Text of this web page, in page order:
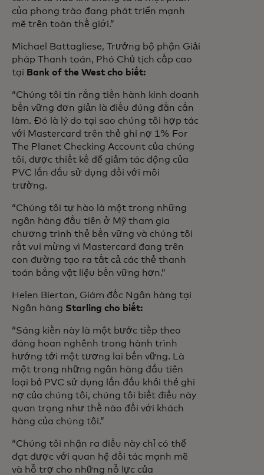
của phong trào đang phát triển mạnh
mẽ trên toàn thế giới.”
Michael Battagliese, Trưởng bộ phận Giải
pháp Thanh toán, Phó Chủ tịch cấp cao
tại Bank of the West cho biết:
“Chúng tôi tin rằng tiến hành kinh doanh
bền vững đơn giản là điều đúng đắn cần
làm. Đó là lý do tại sao chúng tôi hợp tác
với Mastercard trên thẻ ghi nợ 1% For
The Planet Checking Account của chúng
tôi, được thiết kế để giảm tác động của
PVC lần đầu sử dụng đối với môi
trường.
“Chúng tôi tự hào là một trong những
ngân hàng đầu tiên ở Mỹ tham gia
chương trình thẻ bền vững và chúng tôi
rất vui mừng vì Mastercard đang trên
con đường tạo ra tất cả các thẻ thanh
toán bằng vật liệu bền vững hơn.”
Helen Bierton, Giám đốc Ngân hàng tại
Ngân hàng Starling cho biết:
“Sáng kiến này là một bước tiếp theo
đáng hoan nghênh trong hành trình
hướng tới một tương lai bền vững. Là
một trong những ngân hàng đầu tiên
loại bỏ PVC sử dụng lần đầu khỏi thẻ ghi
nợ của chúng tôi, chúng tôi biết điều này
quan trọng như thế nào đối với khách
hàng của chúng tôi.”
“Chúng tôi nhận ra điều này chỉ có thể
đạt được với quan hệ đối tác mạnh mẽ
và hỗ trợ cho những nỗ lực của